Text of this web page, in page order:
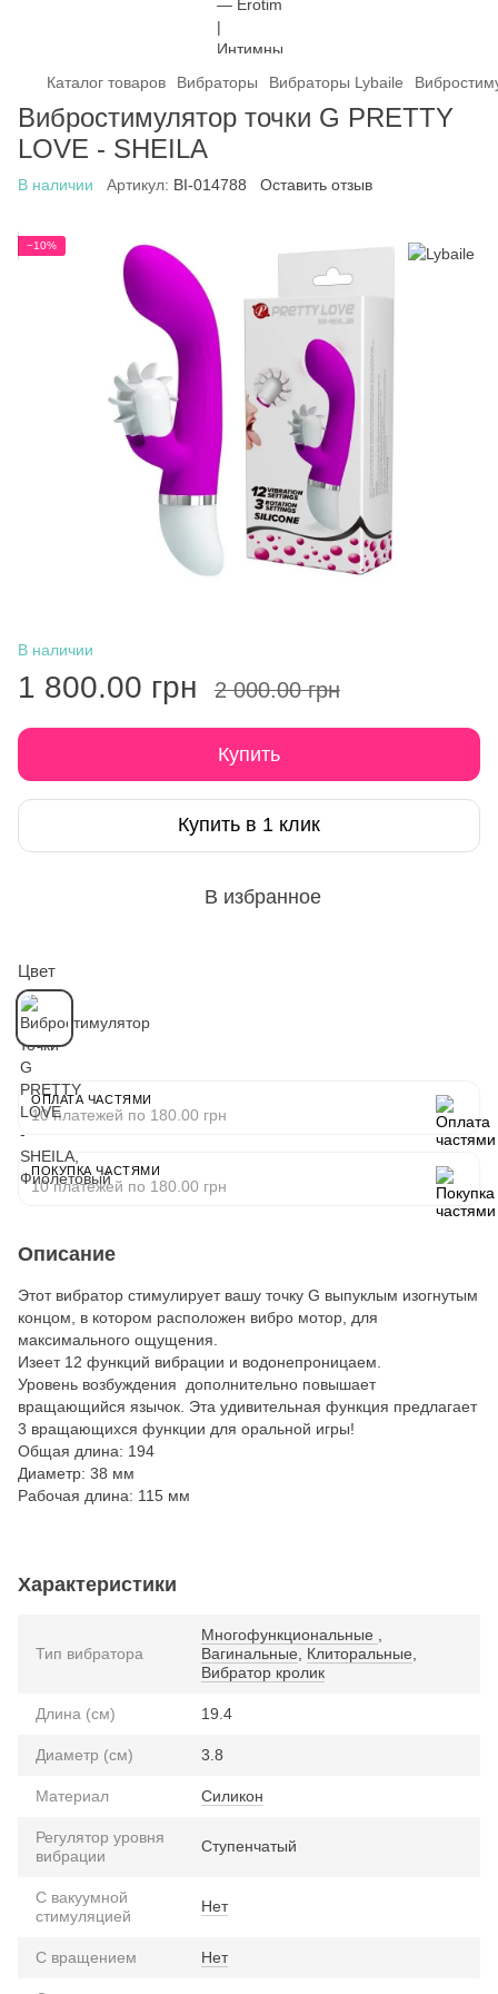
Каталог товаров Вибраторы Вибраторы Lybaile
Вибростимулятор точки G PRETTY
LOVE - SHEILA
В наличии Артикул: BI-014788 Оставить отзыв
−10%
В наличии
1 800.00 грн 2 000.00 грн
Купить
Купить в 1 клик
В избранное
Цвет
ОПЛАТА ЧАСТЯМИ
10 платежей по 180.00 грн
ПОКУПКА ЧАСТЯМИ
10 платежей по 180.00 грн
Описание
Этот вибратор стимулирует вашу точку G выпуклым изогнутым
концом, в котором расположен вибро мотор, для
максимального ощущения.
Изеет 12 функций вибрации и водонепроницаем.
Уровень возбуждения дополнительно повышает
вращающийся язычок. Эта удивительная функция предлагает
3 вращающихся функции для оральной игры!
Общая длина: 194
Диаметр: 38 мм
Рабочая длина: 115 мм
Характеристики
Тип вибратора
Многофункциональные
Вагинальные
Клиторальные
Вибратор кролик
Длина (см) 19.4
Диаметр (см) 3.8
Материал Силикон
Регулятор уровня
вибрации
Ступенчатый
С вакуумной
стимуляцией
Нет
С вращением Нет